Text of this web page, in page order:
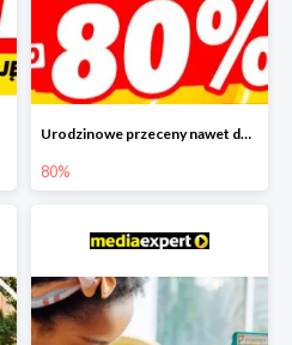
Urodzinowe przeceny nawet do -80%
80%